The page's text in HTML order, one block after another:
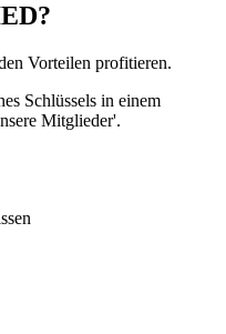
Vorteilen profitieren.